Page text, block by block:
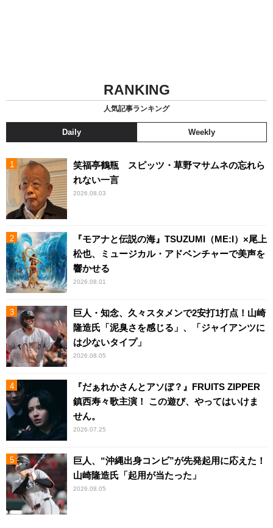
RANKING
人気記事ランキング
Daily Weekly
笑福亭鶴瓶 スピッツ・草野マサムネの忘れら
れない一言
2026.08.03
『モアナと伝説の海』TSUZUMI（ME:I）×尾上
松也、ミュージカル・アドベンチャーで美声を
響かせる
2026.08.01
巨人・知念、久々スタメンで2安打1打点！山崎
隆造氏「泥臭さを感じる」、「ジャイアンツに
は少ないタイプ」
2026.08.05
『だぁれかさんとアソぼ？』FRUITS ZIPPER
鎮西寿々歌主演！ この遊び、やってはいけま
せん。
2026.07.25
巨人、“沖縄出身コンビ”が先発起用に応えた！
山崎隆造氏「起用が当たった」
2026.08.05